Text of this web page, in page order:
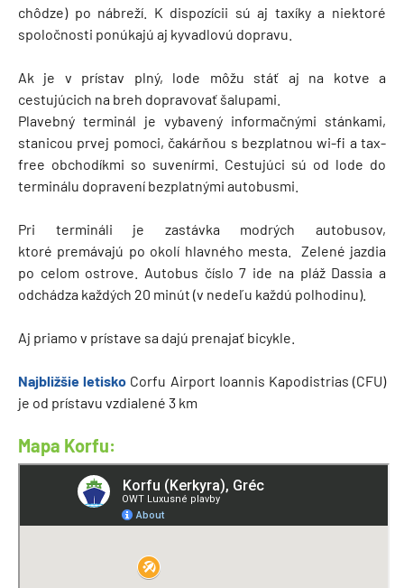
chôdze) po nábreží. K dispozícii sú aj taxíky a niektoré
spoločnosti ponúkajú aj kyvadlovú dopravu.
Ak je v prístav plný, lode môžu stáť aj na kotve a
cestujúcich na breh dopravovať šalupami.
Plavebný terminál je vybavený informačnými stánkami,
stanicou prvej pomoci, čakárňou s bezplatnou wi-fi a tax-
free obchodíkmi so suvenírmi. Cestujúci sú od lode do
terminálu dopravení bezplatnými autobusmi.
Pri termináli je zastávka modrých autobusov,
ktoré premávajú po okolí hlavného mesta. Zelené jazdia
po celom ostrove. Autobus číslo 7 ide na pláž Dassia a
odchádza každých 20 minút (v nedeľu každú polhodinu).
Aj priamo v prístave sa dajú prenajať bicykle.
Najbližšie letisko Corfu Airport Ioannis Kapodistrias (CFU)
je od prístavu vzdialené 3 km
Mapa Korfu: